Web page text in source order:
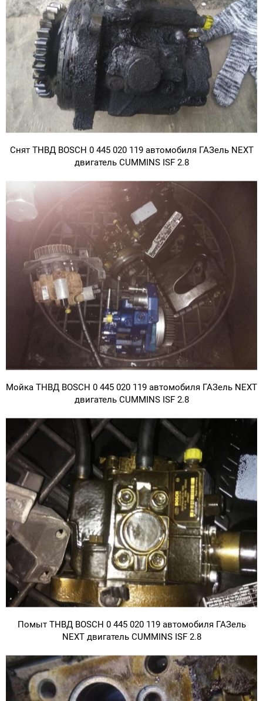
Снят ТНВД BOSCH 0 445 020 119 автомобиля ГАЗель NEXT
двигатель CUMMINS ISF 2.8
Мойка ТНВД BOSCH 0 445 020 119 автомобиля ГАЗель NEXT
двигатель CUMMINS ISF 2.8
Помыт ТНВД BOSCH 0 445 020 119 автомобиля ГАЗель
NEXT двигатель CUMMINS ISF 2.8